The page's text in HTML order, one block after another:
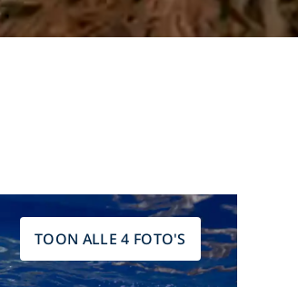
TOON ALLE 4 FOTO'S